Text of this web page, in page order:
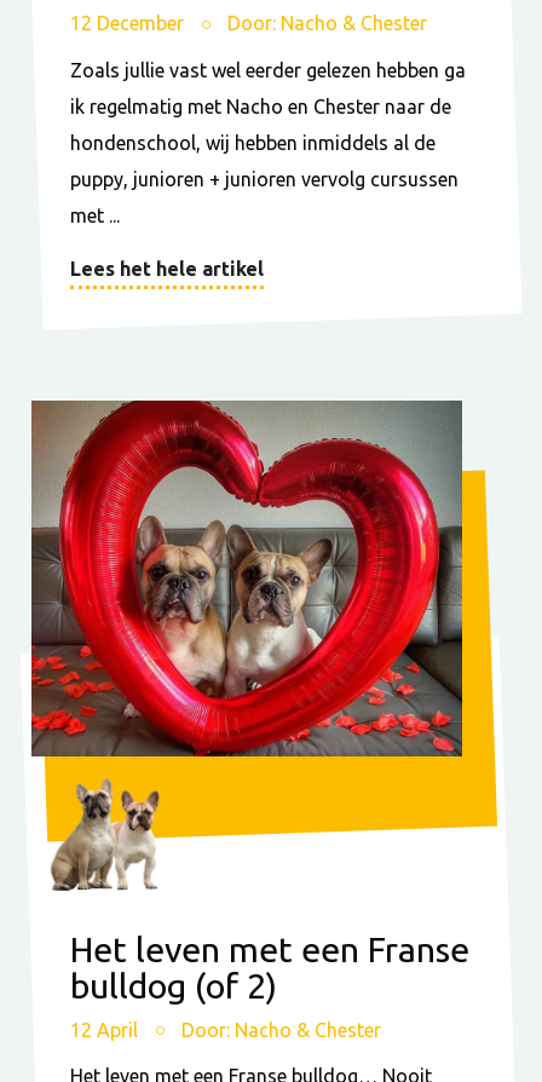
12 December Door: Nacho & Chester
Zoals jullie vast wel eerder gelezen hebben ga
ik regelmatig met Nacho en Chester naar de
hondenschool, wij hebben inmiddels al de
puppy, junioren + junioren vervolg cursussen
met ...
Lees het hele artikel
Het leven met een Franse
bulldog (of 2)
12 April Door: Nacho & Chester
Het leven met een Franse bulldog… Nooit